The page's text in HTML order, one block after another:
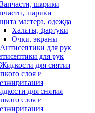
шарики
мастера, одежда
Халаты, фартуки
Очки, экраны
для рук
для снятия
слоя и